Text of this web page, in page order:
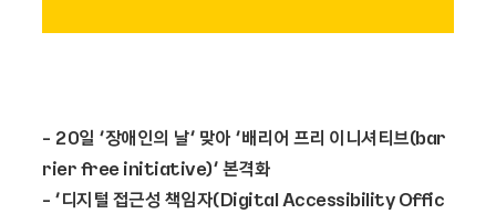
- 20일 ‘장애인의 날’ 맞아 ‘배리어 프리 이니셔티브(bar
rier free initiative)’본격화
- ‘디지털 접근성 책임자(Digital Accessibility Offic